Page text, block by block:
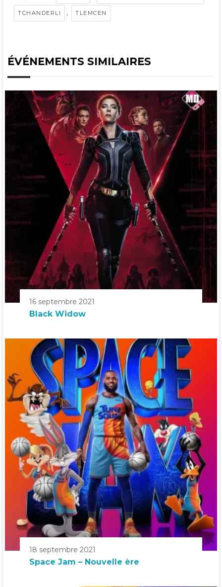
TCHANDERLI , TLEMCEN
ÉVÉNEMENTS SIMILAIRES
16 septembre 2021
Black Widow
18 septembre 2021
Space Jam – Nouvelle ère